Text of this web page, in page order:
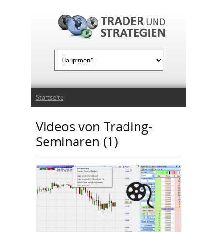
Sie sind hier
Startseite
Videos von Trading-
Seminaren (1)